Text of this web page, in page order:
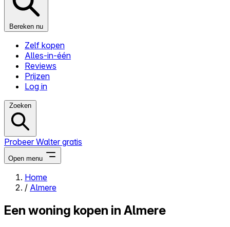
Bereken nu
Zelf kopen
Alles-in-één
Reviews
Prijzen
Log in
Zoeken
Probeer Walter gratis
Open menu
Close menu
Home
/ Almere
Een woning kopen in Almere